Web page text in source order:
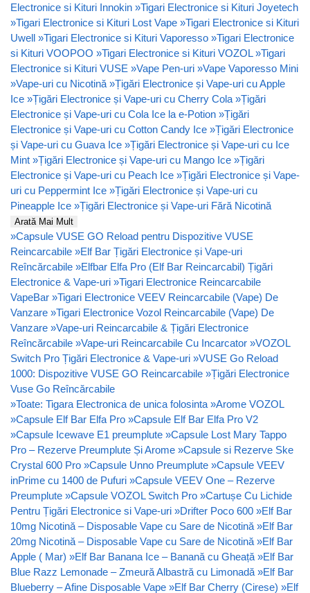
Electronice si Kituri Innokin »Tigari Electronice si Kituri Joyetech
»Tigari Electronice si Kituri Lost Vape »Tigari Electronice si Kituri
Uwell »Tigari Electronice si Kituri Vaporesso »Tigari Electronice
si Kituri VOOPOO »Tigari Electronice si Kituri VOZOL »Tigari
Electronice si Kituri VUSE »Vape Pen-uri »Vape Vaporesso Mini
»Vape-uri cu Nicotină »Țigări Electronice și Vape-uri cu Apple
Ice »Țigări Electronice și Vape-uri cu Cherry Cola »Țigări
Electronice și Vape-uri cu Cola Ice la e-Potion »Țigări
Electronice și Vape-uri cu Cotton Candy Ice »Țigări Electronice
și Vape-uri cu Guava Ice »Țigări Electronice și Vape-uri cu Ice
Mint »Țigări Electronice și Vape-uri cu Mango Ice »Țigări
Electronice și Vape-uri cu Peach Ice »Țigări Electronice și Vape-
uri cu Peppermint Ice »Țigări Electronice și Vape-uri cu
Pineapple Ice »Țigări Electronice și Vape-uri Fără Nicotină
Arată Mai Mult
»Capsule VUSE GO Reload pentru Dispozitive VUSE
Reincarcabile »Elf Bar Țigări Electronice și Vape-uri
Reîncărcabile »Elfbar Elfa Pro (Elf Bar Reincarcabil) Țigări
Electronice & Vape-uri »Tigari Electronice Reincarcabile
VapeBar »Tigari Electronice VEEV Reincarcabile (Vape) De
Vanzare »Tigari Electronice Vozol Reincarcabile (Vape) De
Vanzare »Vape-uri Reincarcabile & Țigări Electronice
Reîncărcabile »Vape-uri Reincarcabile Cu Incarcator »VOZOL
Switch Pro Țigări Electronice & Vape-uri »VUSE Go Reload
1000: Dispozitive VUSE GO Reincarcabile »Țigări Electronice
Vuse Go Reîncărcabile
»Toate: Tigara Electronica de unica folosinta »Arome VOZOL
»Capsule Elf Bar Elfa Pro »Capsule Elf Bar Elfa Pro V2
»Capsule Icewave E1 preumplute »Capsule Lost Mary Tappo
Pro – Rezerve Preumplute Și Arome »Capsule si Rezerve Ske
Crystal 600 Pro »Capsule Unno Preumplute »Capsule VEEV
inPrime cu 1400 de Pufuri »Capsule VEEV One – Rezerve
Preumplute »Capsule VOZOL Switch Pro »Cartușe Cu Lichide
Pentru Țigări Electronice si Vape-uri »Drifter Poco 600 »Elf Bar
10mg Nicotină – Disposable Vape cu Sare de Nicotină »Elf Bar
20mg Nicotină – Disposable Vape cu Sare de Nicotină »Elf Bar
Apple ( Mar) »Elf Bar Banana Ice – Banană cu Gheață »Elf Bar
Blue Razz Lemonade – Zmeură Albastră cu Limonadă »Elf Bar
Blueberry – Afine Disposable Vape »Elf Bar Cherry (Cirese) »Elf